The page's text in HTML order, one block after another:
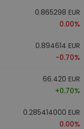
0.865298 EUR
0.00%
0.894614 EUR
-0.70%
66.420 EUR
+0.70%
0.285414000 EUR
0.00%